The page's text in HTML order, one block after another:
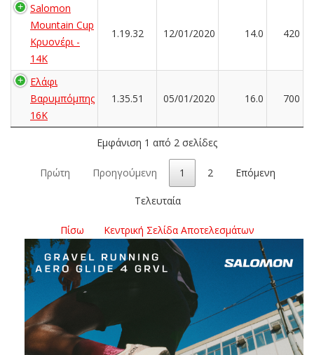
Salomon
Mountain Cup
Κρυονέρι -
14K
1.19.32 12/01/2020 14.0 420
Ελάφι
Βαρυμπόμπης
16K
1.35.51 05/01/2020 16.0 700
Εμφάνιση 1 από 2 σελίδες
Πρώτη Προηγούμενη 1 2 Επόμενη
Τελευταία
Πίσω Κεντρική Σελίδα Αποτελεσμάτων